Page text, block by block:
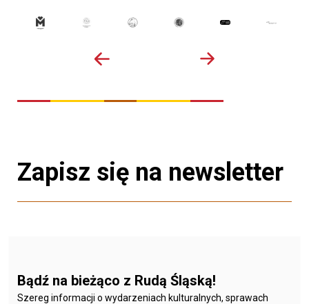
Zapisz się na newsletter
Bądź na bieżąco z Rudą Śląską!
Szereg informacji o wydarzeniach kulturalnych, sprawach